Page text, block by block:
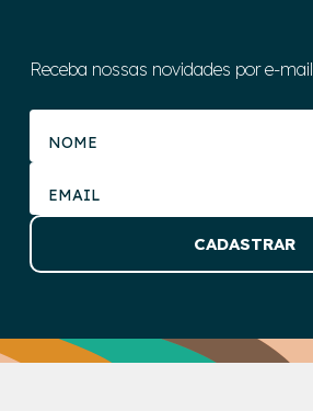
Receba nossas novidades por e-mail